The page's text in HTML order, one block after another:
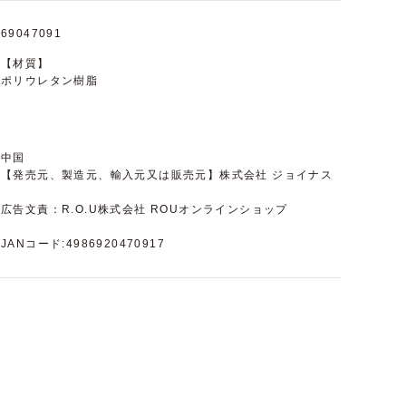
69047091
【材質】
ポリウレタン樹脂
中国
【発売元、製造元、輸入元又は販売元】株式会社 ジョイナス
広告文責：R.O.U株式会社 ROUオンラインショップ
JANコード:4986920470917